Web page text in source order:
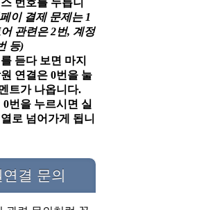
번호를 누릅니
이 결제 문제는 1
관련은 2번, 계정
등)
듣다 보면 마지
연결은 0번을 눌
트가 나옵니다.
번을 누르시면 실
로 넘어가게 됩니
결 문의